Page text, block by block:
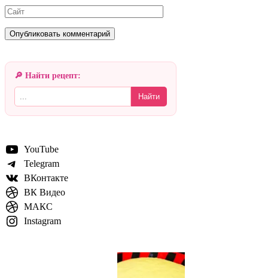
Сайт
🔎 Найти рецепт:
Найти
YouTube
Telegram
ВКонтакте
ВК Видео
МАКС
Instagram